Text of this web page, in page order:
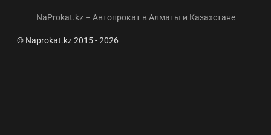
NaProkat.kz – Автопрокат в Алматы и Казахстане
© Naprokat.kz 2015 - 2026